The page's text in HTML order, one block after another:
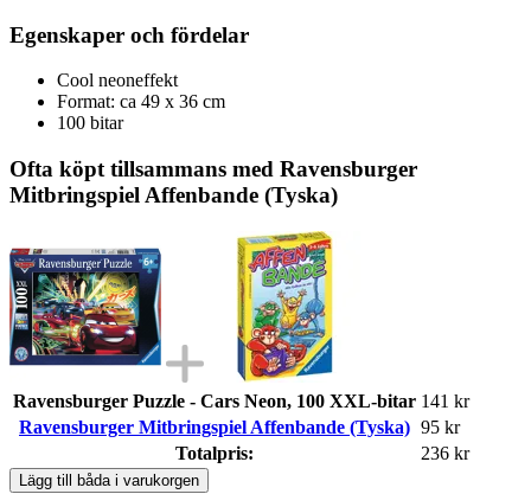
Egenskaper och fördelar
Cool neoneffekt
Format: ca 49 x 36 cm
100 bitar
Ofta köpt tillsammans med Ravensburger
Mitbringspiel Affenbande (Tyska)
Ravensburger Puzzle - Cars Neon, 100 XXL-bitar 141 kr
Ravensburger Mitbringspiel Affenbande (Tyska) 95 kr
Totalpris:
236 kr
Lägg till båda i varukorgen